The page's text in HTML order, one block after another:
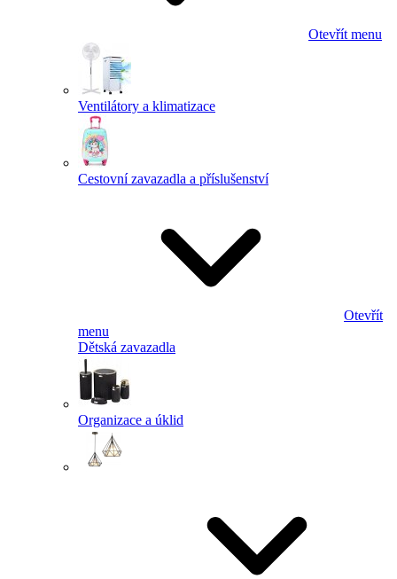
Otevřít menu
Ventilátory a klimatizace
Cestovní zavazadla a příslušenství
Otevřít
menu
Dětská zavazadla
Organizace a úklid